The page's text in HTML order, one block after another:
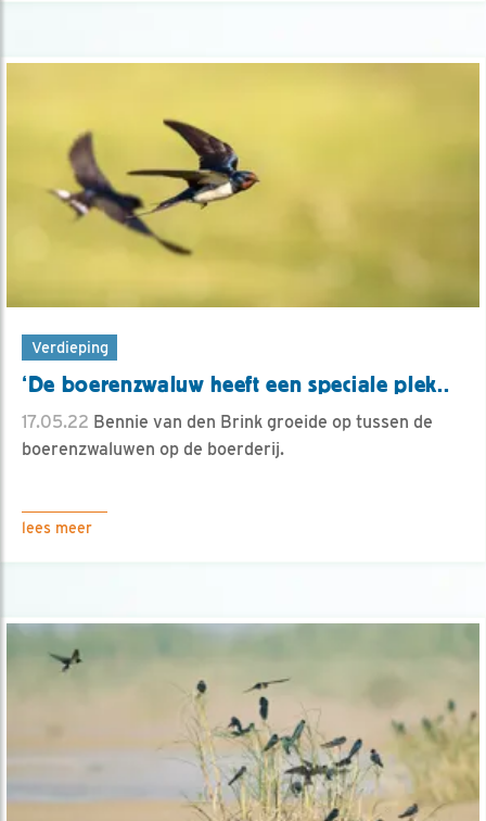
Verdieping
‘De boerenzwaluw heeft een speciale plek..
17.05.22 Bennie van den Brink groeide op tussen de
boerenzwaluwen op de boerderij.
lees meer